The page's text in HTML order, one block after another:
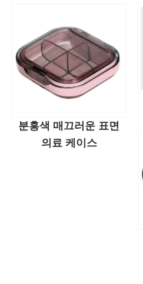
분홍색 매끄러운 표면
의료 케이스